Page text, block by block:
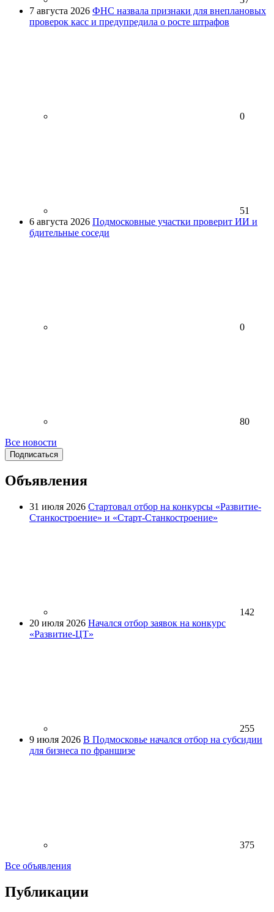
7 августа 2026 ФНС назвала признаки для внеплановых
проверок касс и предупредила о росте штрафов
0
51
6 августа 2026 Подмосковные участки проверит ИИ и
бдительные соседи
0
80
Все новости
Подписаться
Объявления
31 июля 2026 Стартовал отбор на конкурсы «Развитие-
Станкостроение» и «Старт-Станкостроение»
142
20 июля 2026 Начался отбор заявок на конкурс
«Развитие-ЦТ»
255
9 июля 2026 В Подмосковье начался отбор на субсидии
для бизнеса по франшизе
375
Все объявления
Публикации